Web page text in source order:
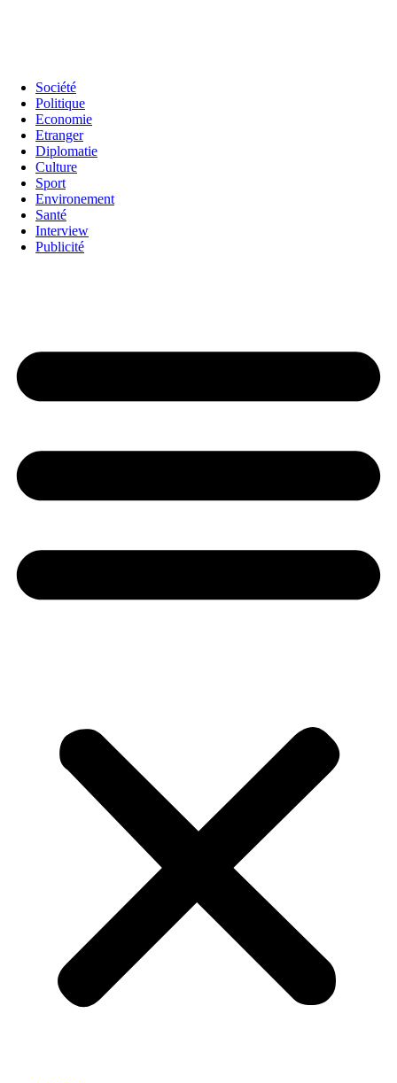
Société
Politique
Economie
Etranger
Diplomatie
Culture
Sport
Environement
Santé
Interview
Publicité